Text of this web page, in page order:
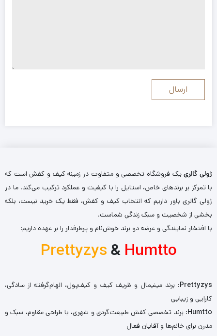
ژولی گالرییک فروشگاه تخصصی و متفاوت در زمینه کیف و کفش است که
با تمرکز بر برندهای خاص، استایل را با کیفیت و عملکرد ترکیب می‌کند. ما در
ژولی گالری باور داریم که انتخاب کیف و کفش، فقط یک خرید نیست، بلکه
بخشی از شخصیت و سبک زندگی شماست.
با افتخار نمایندگی و عرضه دو برند خوش‌نام و پرطرفدار را بر عهده داریم:
Prettyzys& Humtto
Prettyzys: برند مینیمال و ظریف کیف و کیف‌پول، الهام‌گرفته از سادگی،
کارایی و زیبایی
Humtto: برند تخصصی کفش طبیعت‌گردی و شهری، با طراحی مقاوم، سبک و
مدرن برای خانم‌ها و آقایان فعال